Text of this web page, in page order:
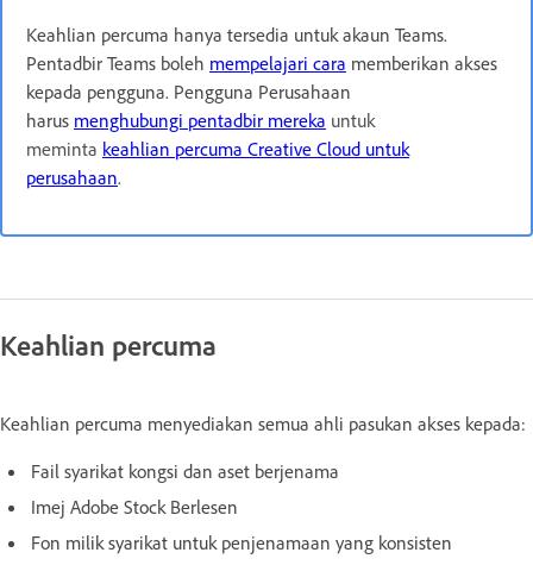
Keahlian percuma hanya tersedia untuk akaun Teams.
Pentadbir Teams boleh mempelajari cara memberikan akses
kepada pengguna. Pengguna Perusahaan
harus menghubungi pentadbir mereka untuk
meminta keahlian percuma Creative Cloud untuk
perusahaan.
Keahlian percuma
Keahlian percuma menyediakan semua ahli pasukan akses kepada:
Fail syarikat kongsi dan aset berjenama
Imej Adobe Stock Berlesen
Fon milik syarikat untuk penjenamaan yang konsisten